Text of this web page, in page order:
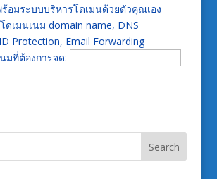
ร้อมระบบบริหารโดเมนด้วยตัวคุณเอง
ดเมนเนม domain name, DNS
Protection, Email Forwarding
มที่ต้องการจด: